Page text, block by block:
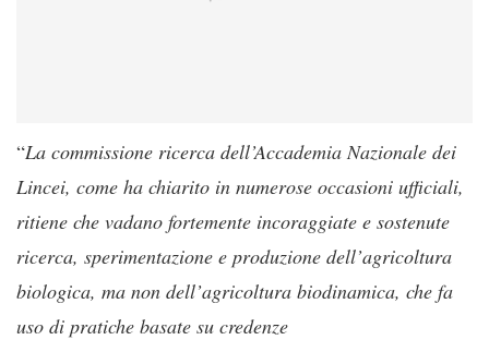
“La commissione ricerca dell’Accademia Nazionale dei
Lincei, come ha chiarito in numerose occasioni ufficiali,
ritiene che vadano fortemente incoraggiate e sostenute
ricerca, sperimentazione e produzione dell’agricoltura
biologica, ma non dell’agricoltura biodinamica, che fa
uso di pratiche basate su credenze